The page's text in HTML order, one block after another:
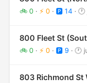
🚲 0 · ⚡ 0 · 🅿️ 14 · 🕐
800 Fleet St
🚲 0 · ⚡ 0 · 🅿️ 9 · 🕐
803 Richmond St